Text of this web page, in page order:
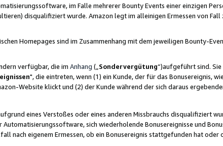
im Falle mehrerer Bounty Events einer einzigen
disqualifiziert wurde. Amazon legt im alleinigen Ermessen von
Homepages sind im Zusammenhang mit dem jeweiligen Bounty-
verfügbar, die im Anhang („ Sondervergütung“)aufgeführt sind.
", die eintreten, wenn (1) ein Kunde, der für das Bonusereignis,
Website klickt und (2) der Kunde während der sich daraus
eines Verstoßes oder eines anderen Missbrauchs disqualifiziert
sich wiederholende Bonusereignisse und
nach eigenem Ermessen, ob ein Bonusereignis stattgefunden hat oder